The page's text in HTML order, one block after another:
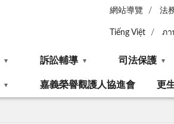
網站導覽 法
Tiếng Việt ภา
訴訟輔導 司法保護
嘉義榮譽觀護人協進會 更